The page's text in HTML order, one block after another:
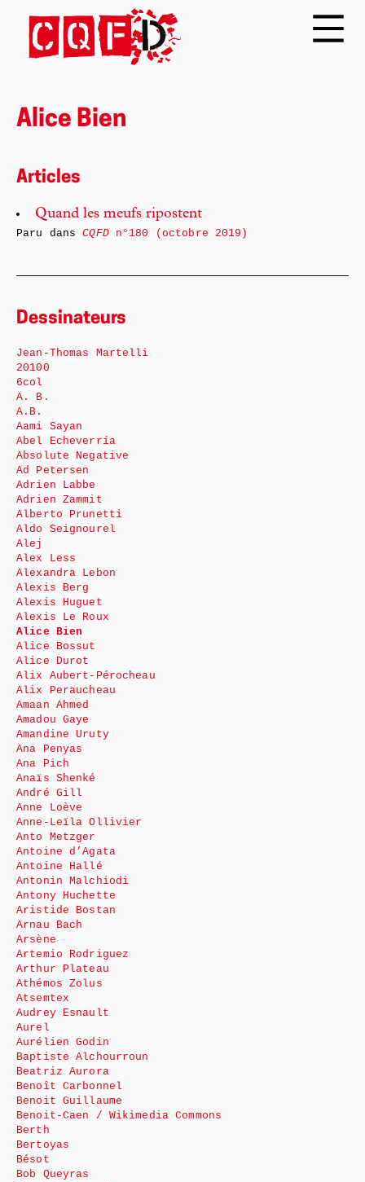
Alice Bien
Articles
Quand les meufs ripostent
Paru dansCQFDn°180 (octobre 2019)
Dessinateurs
Jean-Thomas Martelli
20100
6col
A. B.
A.B.
Aami Sayan
Abel Echeverría
Absolute Negative
Ad Petersen
Adrien Labbe
Adrien Zammit
Alberto Prunetti
Aldo Seignourel
Alej
Alex Less
Alexandra Lebon
Alexis Berg
Alexis Huguet
Alexis Le Roux
Alice Bien
Alice Bossut
Alice Durot
Alix Aubert-Pérocheau
Alix Peraucheau
Amaan Ahmed
Amadou Gaye
Amandine Uruty
Ana Penyas
Ana Pich
Anaïs Shenké
André Gill
Anne Loève
Anne-Leïla Ollivier
Anto Metzger
Antoine d’Agata
Antoine Hallé
Antonin Malchiodi
Antony Huchette
Aristide Bostan
Arnau Bach
Arsène
Artemio Rodriguez
Arthur Plateau
Athémos Zolus
Atsemtex
Audrey Esnault
Aurel
Aurélien Godin
Baptiste Alchourroun
Beatriz Aurora
Benoît Carbonnel
Benoit Guillaume
Benoit-Caen / Wikimedia Commons
Berth
Bertoyas
Bésot
Bob Queyras